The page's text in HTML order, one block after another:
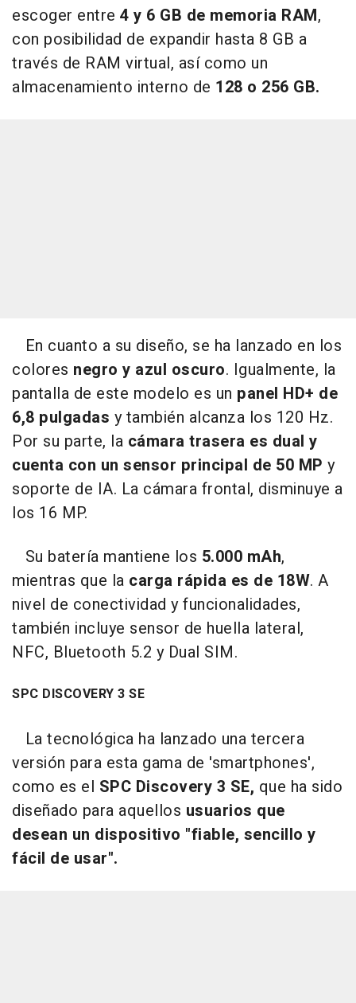
escoger entre 4 y 6 GB de memoria RAM,
con posibilidad de expandir hasta 8 GB a
través de RAM virtual, así como un
almacenamiento interno de 128 o 256 GB.
En cuanto a su diseño, se ha lanzado en los
colores negro y azul oscuro. Igualmente, la
pantalla de este modelo es un panel HD+ de
6,8 pulgadas y también alcanza los 120 Hz.
Por su parte, la cámara trasera es dual y
cuenta con un sensor principal de 50 MP y
soporte de IA. La cámara frontal, disminuye a
los 16 MP.
Su batería mantiene los 5.000 mAh,
mientras que la carga rápida es de 18W. A
nivel de conectividad y funcionalidades,
también incluye sensor de huella lateral,
NFC, Bluetooth 5.2 y Dual SIM.
SPC DISCOVERY 3 SE
La tecnológica ha lanzado una tercera
versión para esta gama de 'smartphones',
como es el SPC Discovery 3 SE, que ha sido
diseñado para aquellos usuarios que
desean un dispositivo "fiable, sencillo y
fácil de usar".